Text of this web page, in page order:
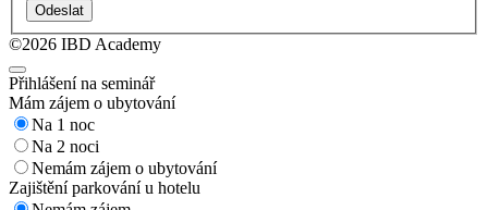
Odeslat
©2026 IBD Academy
Přihlášení na seminář
Mám zájem o ubytování
Na 1 noc
Na 2 noci
Nemám zájem o ubytování
Zajištění parkování u hotelu